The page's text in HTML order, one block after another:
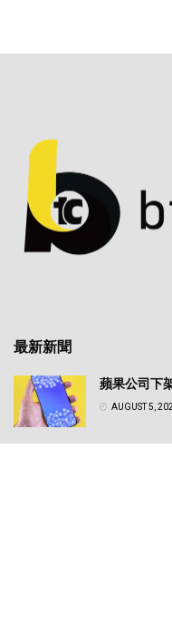
最新新聞
蘋果公司下
AUGUST 5,